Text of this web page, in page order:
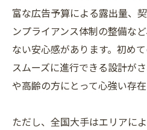
富な広告予算による露出量、
ンプライアンス体制の整備な
ない安心感があります。初め
スムーズに進行できる設計が
や高齢の方にとって心強い存在
ただし、全国大手はエリアに